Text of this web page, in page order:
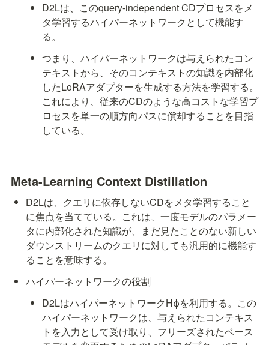
D2Lは、このquery-independent CDプロセスをメ
タ学習するハイパーネットワークとして機能す
る。
つまり、ハイパーネットワークは与えられたコン
テキストから、そのコンテキストの知識を内部化
したLoRAアダプターを生成する方法を学習する。
これにより、従来のCDのような高コストな学習プ
ロセスを単一の順方向パスに償却することを目指
している。
Meta-Learning Context Distillation
D2Lは、クエリに依存しないCDをメタ学習すること
に焦点を当てている。これは、一度モデルのパラメー
タに内部化された知識が、まだ見たことのない新しい
ダウンストリームのクエリに対しても汎用的に機能す
ることを意味する。
ハイパーネットワークの役割
D2LはハイパーネットワークHϕを利用する。この
ハイパーネットワークは、与えられたコンテキス
ト を入力として受け取り、フリーズされたベース